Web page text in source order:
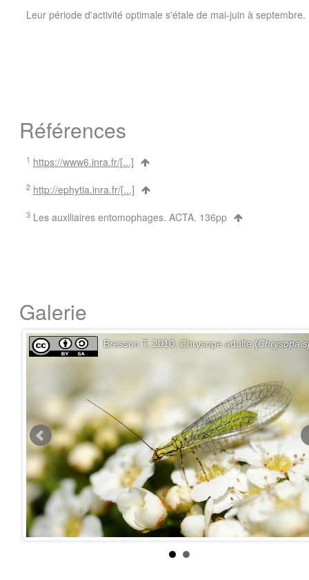
Leur période d'activité optimale s'étale de mai-juin à septembre.
Références
1 https://www6.inra.fr/[...]
2 http://ephytia.inra.fr/[...]
3Les auxiliaires entomophages. ACTA. 136pp
Galerie
Bresson T, 2010. Chrysope adulte (Chrysopa